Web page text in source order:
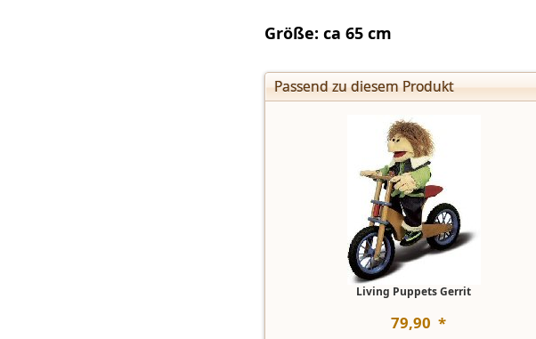
Größe: ca 65 cm
Passend zu diesem Produkt
Living Puppets Gerrit
79,90 *